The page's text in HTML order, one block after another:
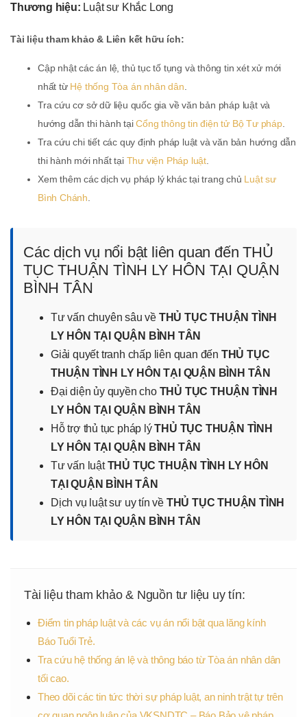
Thương hiệu: Luật sư Khắc Long
Tài liệu tham khảo & Liên kết hữu ích:
Cập nhật các án lệ, thủ tục tố tụng và thông tin xét xử mới
nhất từ Hệ thống Tòa án nhân dân
Tra cứu cơ sở dữ liệu quốc gia về văn bản pháp luật và
hướng dẫn thi hành tạiCổng thông tin điện tử Bộ Tư pháp.
Tra cứu chi tiết các quy định pháp luật và văn bản hướng dẫn
thi hành mới nhất tại Thư viện Pháp luật
Xem thêm các dịch vụ pháp lý khác tại trang chủ Luật sư
Bình Chánh
Các dịch vụ nổi bật liên quan đến THỦ
TỤC THUẬN TÌNH LY HÔN TẠI QUẬN
BÌNH TÂN
Tư vấn chuyên sâu về THỦ TỤC THUẬN TÌNH
LY HÔN TẠI QUẬN BÌNH TÂN
Giải quyết tranh chấp liên quan đến THỦ TỤC
THUẬN TÌNH LY HÔN TẠI QUẬN BÌNH TÂN
Đại diện ủy quyền cho THỦ TỤC THUẬN TÌNH
LY HÔN TẠI QUẬN BÌNH TÂN
Hỗ trợ thủ tục pháp lýTHỦ TỤC THUẬN TÌNH
LY HÔN TẠI QUẬN BÌNH TÂN
Tư vấn luậtTHỦ TỤC THUẬN TÌNH LY HÔN
TẠI QUẬN BÌNH TÂN
Dịch vụ luật sư uy tín về THỦ TỤC THUẬN TÌNH
LY HÔN TẠI QUẬN BÌNH TÂN
Tài liệu tham khảo & Nguồn tư liệu uy tín:
Điểm tin pháp luật và các vụ án nổi bật qua lăng kính
Báo Tuổi Trẻ.
Tra cứu hệ thống án lệ và thông báo từ Tòa án nhân dân
tối cao.
Theo dõi các tin tức thời sự pháp luật, an ninh trật tự trên